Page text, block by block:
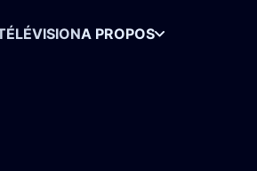
A PROPOS